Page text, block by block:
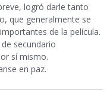
logró darle tanto
que generalmente se
de la película.
secundario
sí mismo.
en paz.